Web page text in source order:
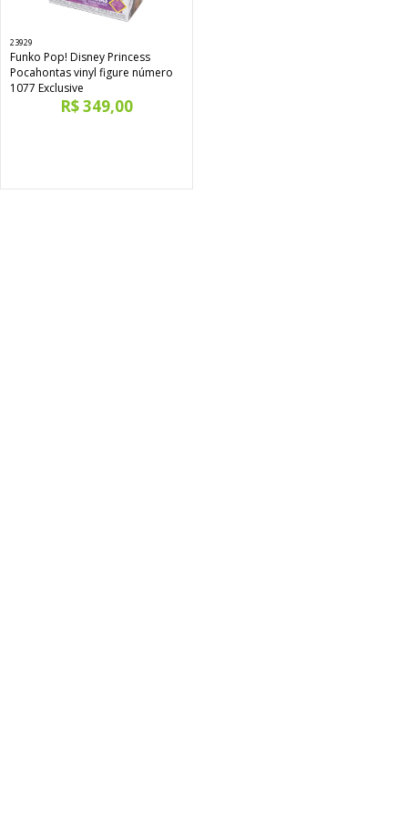
23929
Funko Pop! Disney Princess
Pocahontas vinyl figure número
1077 Exclusive
R$ 349,00